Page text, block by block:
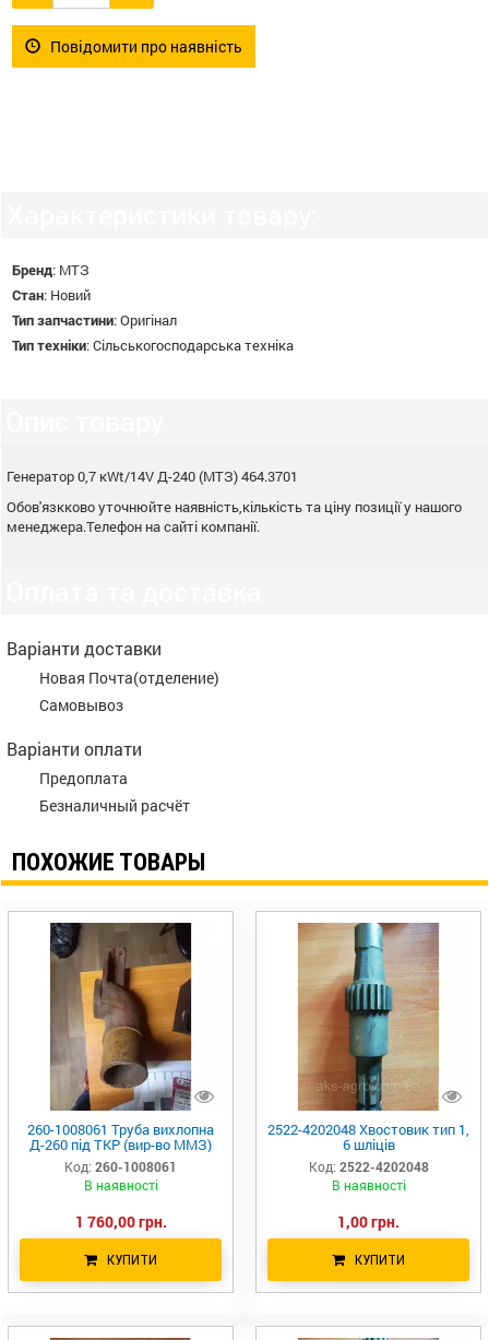
Повідомити про наявність
Бренд: МТЗ
Стан: Новий
Тип запчастини:Оригінал
Тип техніки:Сільськогосподарська техніка
Генератор 0,7 кWt/14V Д-240 (МТЗ) 464.3701
Обов'язкково уточнюйте наявність,кількість та ціну позиції у нашого
менеджера.Телефон на сайті компанії.
Варіанти доставки
Новая Почта(отделение)
Самовывоз
Варіанти оплати
Предоплата
Безналичный расчёт
ПОХОЖИЕ ТОВАРЫ
260-1008061 Труба вихлопна
Д-260 під ТКР (вир-во ММЗ)
Код: 260-1008061
В наявності
1 760,00 грн.
КУПИТИ
2522-4202048 Хвостовик тип 1,
6 шліців
Код: 2522-4202048
В наявності
1,00 грн.
КУПИТИ